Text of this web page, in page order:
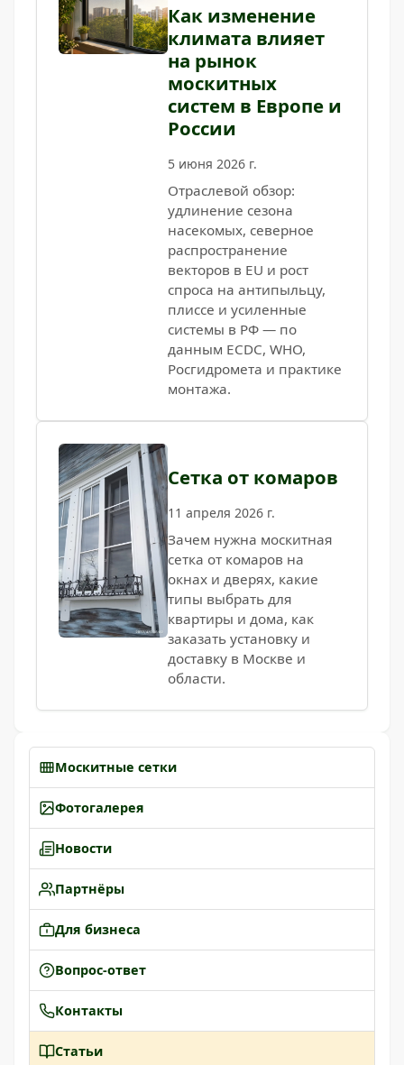
Как изменение
климата влияет
на рынок
москитных
систем в Европе и
России
5 июня 2026 г.
Отраслевой обзор:
удлинение сезона
насекомых, северное
распространение
векторов в EU и рост
спроса на антипыльцу,
плиссе и усиленные
системы в РФ — по
данным ECDC, WHO,
Росгидромета и практике
монтажа.
Сетка от комаров
11 апреля 2026 г.
Зачем нужна москитная
сетка от комаров на
окнах и дверях, какие
типы выбрать для
квартиры и дома, как
заказать установку и
доставку в Москве и
области.
Москитные сетки
Фотогалерея
Новости
Партнёры
Для бизнеса
Вопрос-ответ
Контакты
Статьи